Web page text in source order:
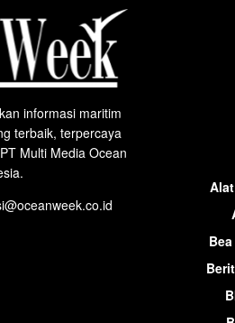
informasi maritim
terbaik, terpercaya
Multi Media Ocean